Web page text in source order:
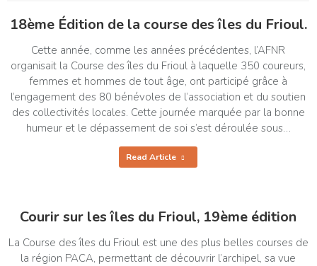
18ème Édition de la course des îles du Frioul.
Cette année, comme les années précédentes, l’AFNR
organisait la Course des îles du Frioul à laquelle 350 coureurs,
femmes et hommes de tout âge, ont participé grâce à
l’engagement des 80 bénévoles de l’association et du soutien
des collectivités locales. Cette journée marquée par la bonne
humeur et le dépassement de soi s’est déroulée sous…
Read Article
Courir sur les îles du Frioul, 19ème édition
La Course des îles du Frioul est une des plus belles courses de
la région PACA, permettant de découvrir l’archipel, sa vue